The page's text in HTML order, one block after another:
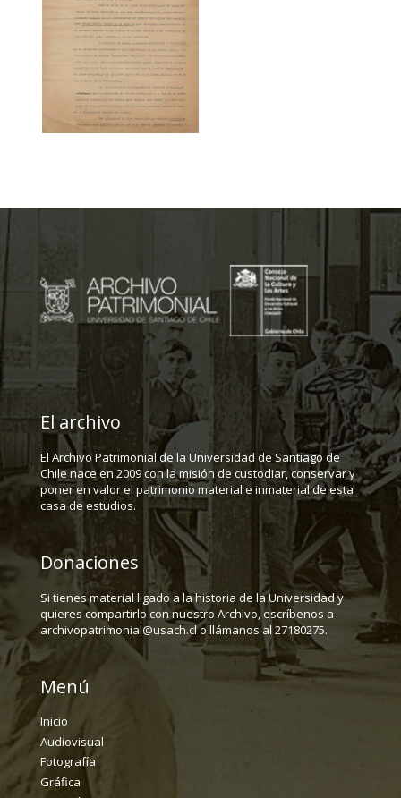
El archivo
El Archivo Patrimonial de la Universidad de Santiago de
Chile nace en 2009 con la misión de custodiar, conservar y
poner en valor el patrimonio material e inmaterial de esta
casa de estudios.
Donaciones
Si tienes material ligado a la historia de la Universidad y
quieres compartirlo con nuestro Archivo, escríbenos a
archivopatrimonial@usach.cl o llámanos al 27180275.
Menú
Inicio
Audiovisual
Fotografía
Gráfica